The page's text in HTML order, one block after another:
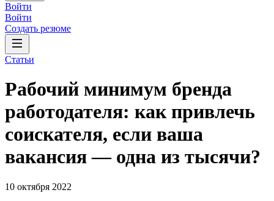
Войти
Войти
Создать резюме
Статьи
Рабочий минимум бренда
работодателя: как привлечь
соискателя, если ваша
вакансия — одна из тысячи?
10 октября 2022